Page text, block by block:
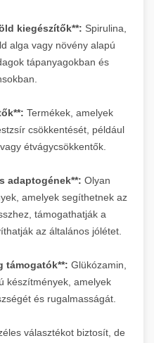
kiegészítők**: Spirulina,
alga vagy növény alapú
tápanyagokban és
Termékek, amelyek
csökkentését, például
étvágycsökkentők.
adaptogének**: Olyan
amelyek segíthetnek az
támogathatják a
az általános jólétet.
támogatók**: Glükózamin,
készítmények, amelyek
és rugalmasságát.
választékot biztosít, de